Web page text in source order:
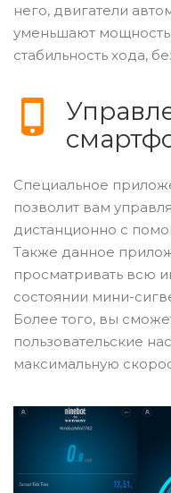
него, двигатели
уменьшают
стабильность хода,
Специальное
позволит вам
дистанционно с
Также данное
просматривать всю
состоянии мини-
Более того, вы
пользовательские
максимальную